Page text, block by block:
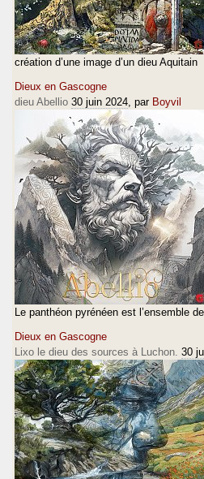
création d’une image d’un dieu Aquitain
Dieux en Gascogne
dieu Abellio 30 juin 2024 , par Boyvil
Le panthéon pyrénéen est l’ensemble
Dieux en Gascogne
Lixo le dieu des sources à Luchon. 30